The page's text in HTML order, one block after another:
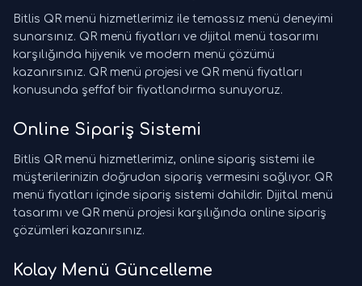
Bitlis QR menü hizmetlerimiz ile temassız menü deneyimi
sunarsınız. QR menü fiyatları ve dijital menü tasarımı
karşılığında hijyenik ve modern menü çözümü
kazanırsınız. QR menü projesi ve QR menü fiyatları
konusunda şeffaf bir fiyatlandırma sunuyoruz.
Online Sipariş Sistemi
Bitlis QR menü hizmetlerimiz, online sipariş sistemi ile
müşterilerinizin doğrudan sipariş vermesini sağlıyor. QR
menü fiyatları içinde sipariş sistemi dahildir. Dijital menü
tasarımı ve QR menü projesi karşılığında online sipariş
çözümleri kazanırsınız.
Kolay Menü Güncelleme